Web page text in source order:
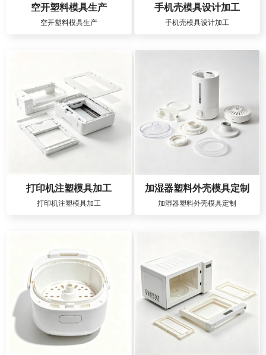
空开塑料模具生产
空开塑料模具生产
手机壳模具设计加工
手机壳模具设计加工
打印机注塑模具加工
打印机注塑模具加工
加湿器塑料外壳模具定制
加湿器塑料外壳模具定制